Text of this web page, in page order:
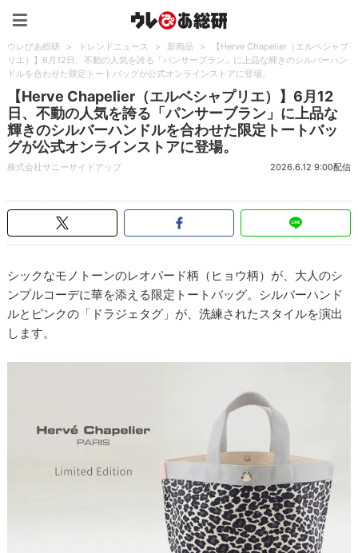
ウレぴあ総研 > トレンドニュース > 新商品 >
【Herve Chapelier（エルベシャプ
リエ）】6月12日、不動の人気を誇る「パンサーブラン」に上品な輝きのシルバーハン
ドルを合わせた限定トートバッグが公式オンラインストアに登場。
【Herve Chapelier（エルベシャプリエ）】6月12
日、不動の人気を誇る「パンサーブラン」に上品な
輝きのシルバーハンドルを合わせた限定トートバッ
グが公式オンラインストアに登場。
株式会社サニーサイドアップ 2026.6.12 9:00配信
シックなモノトーンのレオパード柄（ヒョウ柄）が、大人のシ
ンプルコーデに華を添える限定トートバッグ。シルバーハンド
ルとピンクの「ドラジェタグ」が、洗練されたスタイルを演出
します。